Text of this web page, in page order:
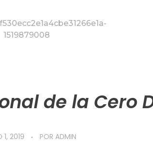
de la Cero
1, 2019 POR ADMIN